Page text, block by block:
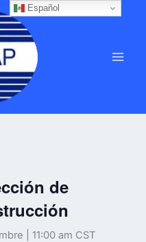
de
| 11:00 am CST
Español